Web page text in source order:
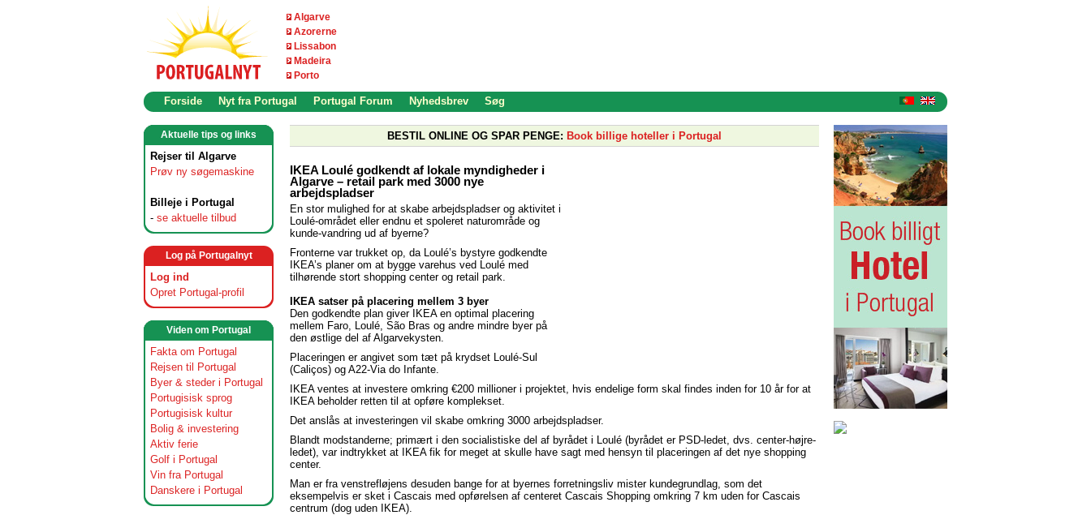
Algarve
Azorerne
Lissabon
Madeira
Porto
Forside Nyt fra Portugal Portugal Forum Nyhedsbrev Søg
Aktuelle tips og links
Rejser til Algarve
Prøv ny søgemaskine
Billeje i Portugal
- se aktuelle tilbud
Log på Portugalnyt
Log ind
Opret Portugal-profil
Viden om Portugal
Fakta om Portugal
Rejsen til Portugal
Byer & steder i Portugal
Portugisisk sprog
Portugisisk kultur
Bolig & investering
Aktiv ferie
Golf i Portugal
Vin fra Portugal
Danskere i Portugal
BESTIL ONLINE OG SPAR PENGE: Book billige hoteller i Portugal
IKEA Loulé godkendt af lokale myndigheder i
Algarve – retail park med 3000 nye
arbejdspladser
En stor mulighed for at skabe arbejdspladser og aktivitet i
Loulé-området eller endnu et spoleret naturområde og
kunde-vandring ud af byerne?
Fronterne var trukket op, da Loulé’s bystyre godkendte
IKEA’s planer om at bygge varehus ved Loulé med
tilhørende stort shopping center og retail park.
IKEA satser på placering mellem 3 byer
Den godkendte plan giver IKEA en optimal placering
mellem Faro, Loulé, São Bras og andre mindre byer på
den østlige del af Algarvekysten.
Placeringen er angivet som tæt på krydset Loulé-Sul
(Caliços) og A22-Via do Infante.
IKEA ventes at investere omkring €200 millioner i projektet, hvis endelige form skal findes inden for 10 år for at
IKEA beholder retten til at opføre komplekset.
Det anslås at investeringen vil skabe omkring 3000 arbejdspladser.
Blandt modstanderne; primært i den socialistiske del af byrådet i Loulé (byrådet er PSD-ledet, dvs. center-højre-
ledet), var indtrykket at IKEA fik for meget at skulle have sagt med hensyn til placeringen af det nye shopping
center.
Man er fra venstrefløjens desuden bange for at byernes forretningsliv mister kundegrundlag, som det
eksempelvis er sket i Cascais med opførelsen af centeret Cascais Shopping omkring 7 km uden for Cascais
centrum (dog uden IKEA).